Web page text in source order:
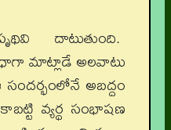
దాటుతుంది.
మాట్లాడే అలవాటు
అబద్దం
వ్యర్థ సంభాషణ